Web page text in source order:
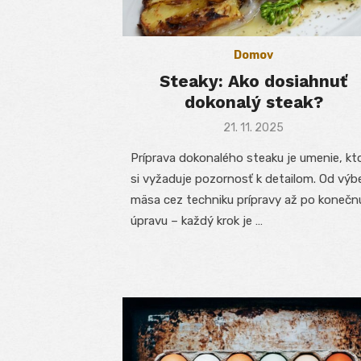
Domov
Steaky: Ako dosiahnuť
dokonalý steak?
Posted
21. 11. 2025
Príprava dokonalého steaku je umenie,
si vyžaduje pozornosť k detailom. Od
mäsa cez techniku prípravy až po
úpravu – každý krok je …